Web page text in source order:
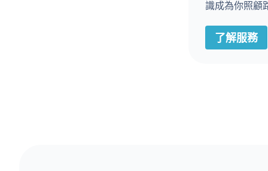
識成為你照顧
了解服務